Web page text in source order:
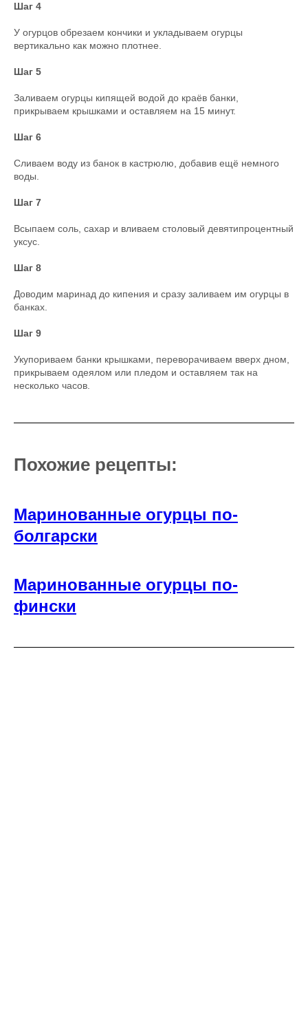
Шаг 4
У огурцов обрезаем кончики и укладываем огурцы
вертикально как можно плотнее.
Шаг 5
Заливаем огурцы кипящей водой до краёв банки,
прикрываем крышками и оставляем на 15 минут.
Шаг 6
Сливаем воду из банок в кастрюлю, добавив ещё немного
воды.
Шаг 7
Всыпаем соль, сахар и вливаем столовый девятипроцентный
уксус.
Шаг 8
Доводим маринад до кипения и сразу заливаем им огурцы в
банках.
Шаг 9
Укупориваем банки крышками, переворачиваем вверх дном,
прикрываем одеялом или пледом и оставляем так на
несколько часов.
Похожие рецепты:
Маринованные огурцы по-
болгарски
Маринованные огурцы по-
фински